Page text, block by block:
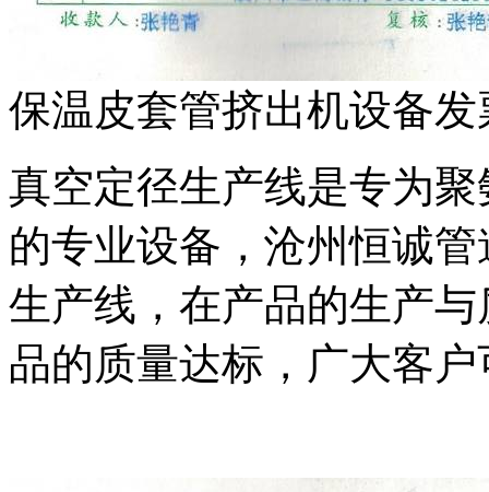
保温皮套管挤出机设备发
真空定径生产线是专为
的专业设备，沧州恒诚
生产线，在产品的生产
品的质量达标，广大客